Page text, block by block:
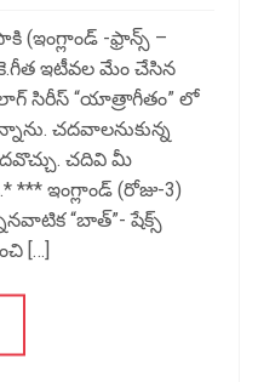
-ఫ్రాన్స్ –
ఇటీవల మేం చేసిన
సిరీస్ “యాత్రాగీతం” లో
చదవాలనుకున్న
చదివి మీ
ఇంగ్లాండ్ (రోజు-3)
“బాత్”- షేక్స్
[…]